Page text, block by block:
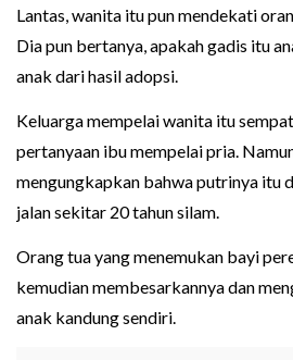
Lantas, wanita itu pun mendekati
Dia pun bertanya, apakah gadis itu
anak dari hasil adopsi.
Keluarga mempelai wanita itu
pertanyaan ibu mempelai pria.
mengungkapkan bahwa putrinya itu
jalan sekitar 20 tahun silam.
Orang tua yang menemukan bayi
kemudian membesarkannya dan
anak kandung sendiri.